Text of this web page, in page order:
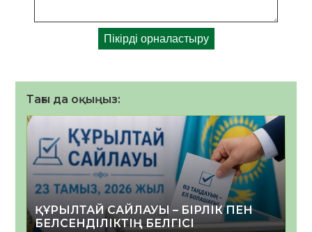
Тағы да оқыңыз:
ҚҰРЫЛТАЙ САЙЛАУЫ – БІРЛІК ПЕН
БЕЛСЕНДІЛІКТІҢ БЕЛГІСІ